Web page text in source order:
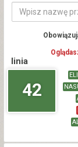
linia
42